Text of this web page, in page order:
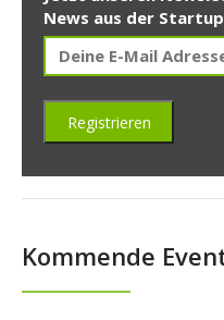
News aus der
Kommende